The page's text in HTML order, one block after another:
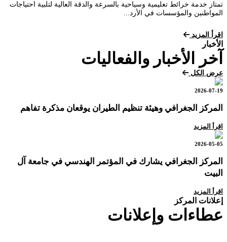
تمتاز خدمة خرائط تعليمية وسياحية بالسرعة والدقة العالية لتلبية احتياجات
المواطنين والمؤسسات في الأرد...
اقرأ المزيد
الأخبار
آخر الأخبار والفعاليات
عرض الكل
2026-07-19
المركز الجغرافي وهيئة تنظيم الطيران يوقعان مذكرة تفاهم
اقرأ المزيد
2026-05-05
المركز الجغرافي يشارك في المؤتمر الهندسي في جامعة آل
البيت
اقرأ المزيد
إعلانات المركز
عطاءات وإعلانات